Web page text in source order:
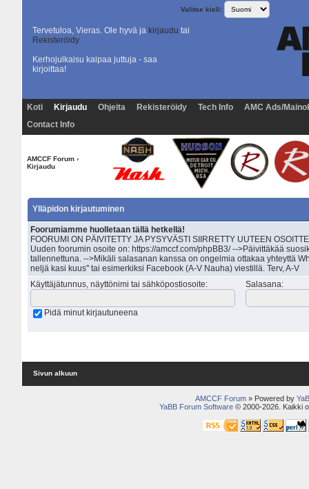
Valitse kieli:
Tervetuloa, Vieras. Ole hyvä ja kirjaudu tai
Rekisteröidy
Kerhojulkaisu kaipaa juttuja - saa
kirjoittaa!
Koti Kirjaudu Ohjeita Rekisteröidy Tech Info
AMC Ads/
Contact Info
AMCCF Forum›
Kirjaudu
Ylläpidon kirjautuminen
Foorumiamme huolletaan tällä hetkellä!
FOORUMI ON PÄIVITETTY JA PYSYVÄSTI SIIRRETTY UUTEEN
Uuden foorumin osoite on: https://amccf.com/phpBB3/ -->Päivittäkää
tallennettuna. -->Mikäli salasanan kanssa on ongelmia ottakaa yhteyttä
neljä kasi kuus" tai esimerkiksi Facebook (A-V Nauha) viestillä. Terv, A-V
Käyttäjätunnus, näyttönimi tai sähköpostiosoite: Salasana:
Pidä minut kirjautuneena
Sivun alkuun
AMCCF Forum » Powered by
YaBB Forum Software© 2000-2026. Kaikki